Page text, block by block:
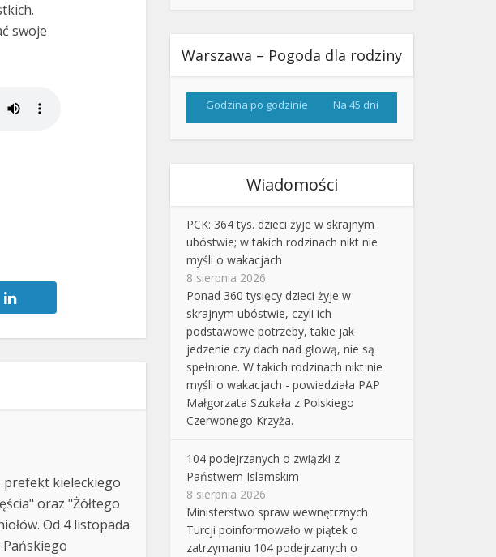
swoje
prefekt kieleckiego
oraz "Żółtego
Od 4 listopada
Warszawa – Pogoda dla rodziny
Godzina po godzinie Na 45 dni
Wiadomości
PCK: 364 tys. dzieci żyje w skrajnym
ubóstwie; w takich rodzinach nikt nie
myśli o wakacjach
8 sierpnia 2026
Ponad 360 tysięcy dzieci żyje w
skrajnym ubóstwie, czyli ich
podstawowe potrzeby, takie jak
jedzenie czy dach nad głową, nie są
spełnione. W takich rodzinach nikt nie
myśli o wakacjach - powiedziała PAP
Małgorzata Szukała z Polskiego
Czerwonego Krzyża.
104 podejrzanych o związki z
Państwem Islamskim
8 sierpnia 2026
Ministerstwo spraw wewnętrznych
Turcji poinformowało w piątek o
zatrzymaniu 104 podejrzanych o